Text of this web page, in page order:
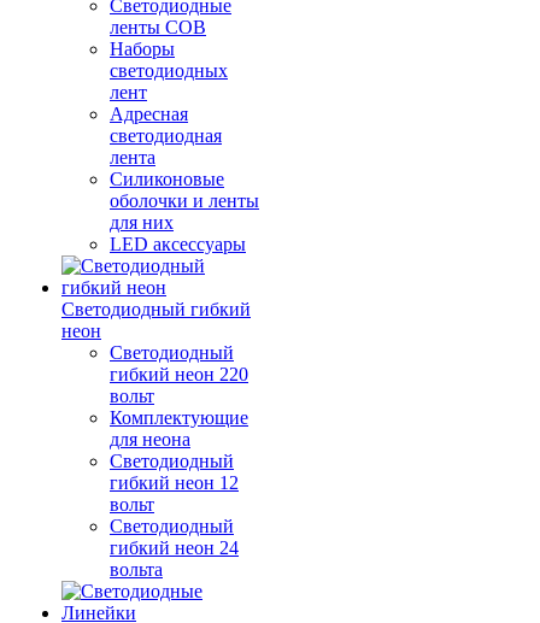
Светодиодные
ленты COB
Наборы
светодиодных
лент
Адресная
светодиодная
лента
Силиконовые
оболочки и ленты
для них
LED аксессуары
Светодиодный гибкий
неон
Светодиодный
гибкий неон 220
вольт
Комплектующие
для неона
Светодиодный
гибкий неон 12
вольт
Светодиодный
гибкий неон 24
вольта